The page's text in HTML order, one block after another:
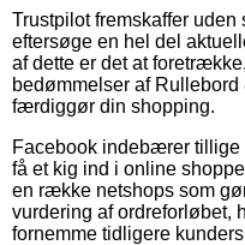
Trustpilot fremskaffer
eftersøge en hel del
af dette er det at
bedømmelser af
færdiggør din shopping.
Facebook indebærer
få et kig ind i online
en række netshops som
vurdering af ordreforløbet,
fornemme tidligere